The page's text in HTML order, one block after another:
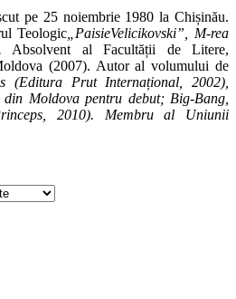
pe 25 noiembrie 1980 la Chișinău.
Teologic PaisieVelicikovski”, M-rea
Absolvent al Facultății de Litere,
(2007). Autor al volumului de
(Editura Prut Internațional, 2002),
Moldova pentru debut; Big-Bang
2010). Membru al Uniunii